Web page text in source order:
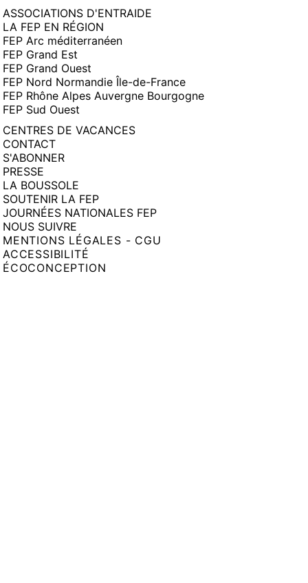
ASSOCIATIONS D'ENTRAIDE
LA FEP EN RÉGION
FEP Arc méditerranéen
FEP Grand Est
FEP Grand Ouest
FEP Nord Normandie Île-de-France
FEP Rhône Alpes Auvergne Bourgogne
FEP Sud Ouest
CENTRES DE VACANCES
CONTACT
S'ABONNER
PRESSE
LA BOUSSOLE
SOUTENIR LA FEP
JOURNÉES NATIONALES FEP
NOUS SUIVRE
MENTIONS LÉGALES - CGU
ACCESSIBILITÉ
ÉCOCONCEPTION